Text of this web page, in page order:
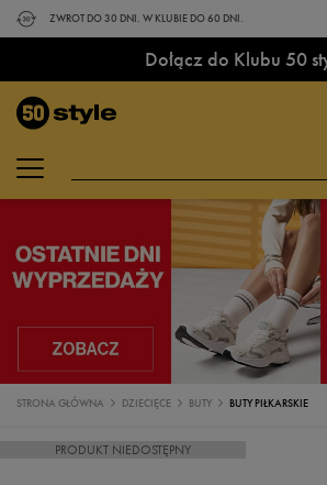
ZWROT DO 30 DNI. W KLUBIE DO 60 DNI.
Dołącz do Klubu 50
STRONA GŁÓWNA DZIECIĘCE BUTY BUTY PIŁKARSKIE
PRODUKT NIEDOSTĘPNY